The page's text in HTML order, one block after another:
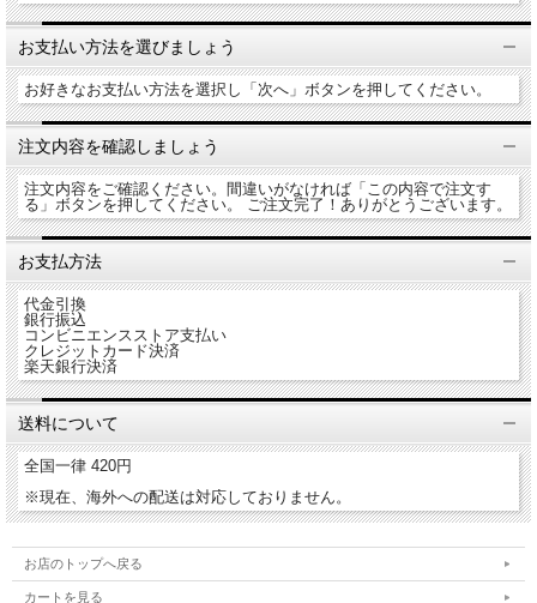
お支払い方法を選びましょう
お好きなお支払い方法を選択し「次へ」ボタンを押してください。
注文内容を確認しましょう
注文内容をご確認ください。間違いがなければ「この内容で注文す
る」ボタンを押してください。 ご注文完了！ありがとうございます。
お支払方法
代金引換
銀行振込
コンビニエンスストア支払い
クレジットカード決済
楽天銀行決済
送料について
全国一律 420円
※現在、海外への配送は対応しておりません。
お店のトップへ戻る
カートを見る